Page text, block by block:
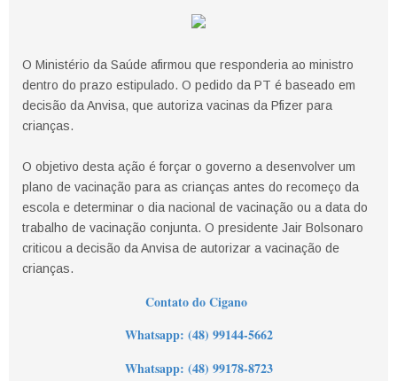
O Ministério da Saúde afirmou que responderia ao ministro
dentro do prazo estipulado. O pedido da PT é baseado em
decisão da Anvisa, que autoriza vacinas da Pfizer para
crianças.
O objetivo desta ação é forçar o governo a desenvolver um
plano de vacinação para as crianças antes do recomeço da
escola e determinar o dia nacional de vacinação ou a data do
trabalho de vacinação conjunta. O presidente Jair Bolsonaro
criticou a decisão da Anvisa de autorizar a vacinação de
crianças.
Contato do Cigano
Whatsapp: (48) 99144-5662
Whatsapp: (48) 99178-8723